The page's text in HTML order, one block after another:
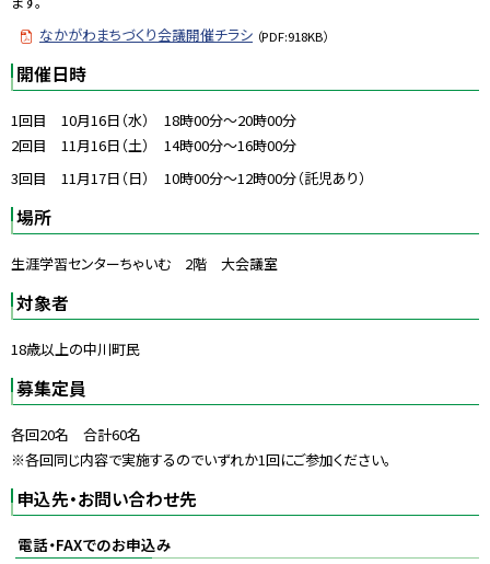
なかがわまちづくり会議開催チラシ （PDF:918KB）
開催日時
1回目 10月16日（水） 18時00分～20時00分
2回目 11月16日（土） 14時00分～16時00分
3回目 11 月17日（日） 10時00分～12時00分（託児あり）
場所
生涯学習センターちゃいむ 2階 大会議室
対象者
18歳以上の中川町民
募集定員
各回20名 合計60名
※各回同じ内容で実施するのでいずれか1回にご参加ください。
申込先・お問い合わせ先
電話・FAXでのお申込み